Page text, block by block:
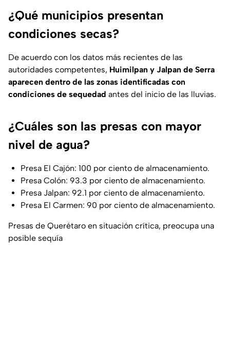
¿Qué municipios presentan
condiciones secas?
De acuerdo con los datos más recientes de las
autoridades competentes, Huimilpan y Jalpan de Serra
aparecen dentro de las zonas identificadas con
condiciones de sequedad antes del inicio de las lluvias.
¿Cuáles son las presas con mayor
nivel de agua?
Presa El Cajón: 100 por ciento de almacenamiento.
Presa Colón: 93.3 por ciento de almacenamiento.
Presa Jalpan: 92.1 por ciento de almacenamiento.
Presa El Carmen: 90 por ciento de almacenamiento.
Presas de Querétaro en situación crítica, preocupa una
posible sequía